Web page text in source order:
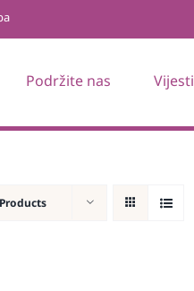
Podržite nas Vijesti